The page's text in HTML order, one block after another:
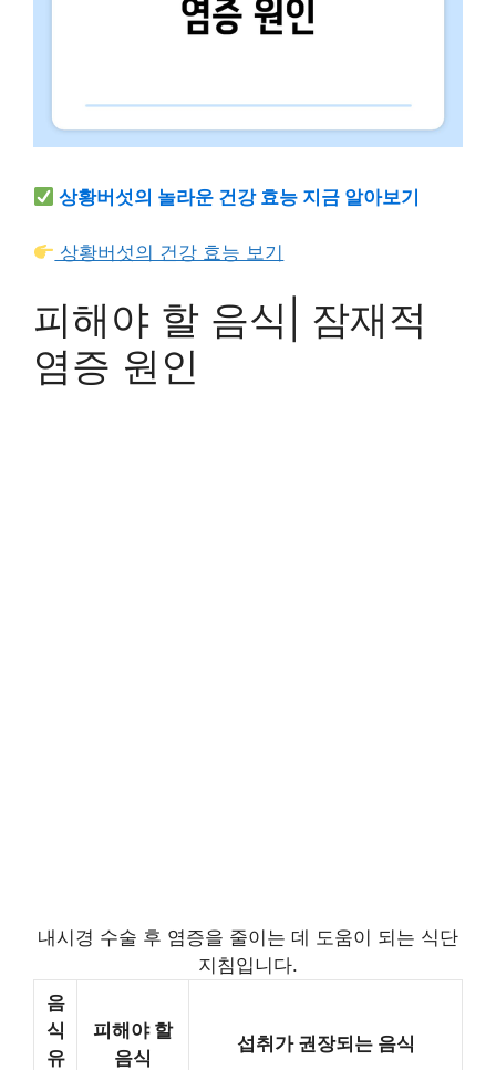
상황버섯의 놀라운 건강 효능 지금 알아보기
상황버섯의 건강 효능 보기
피해야 할 음식| 잠재적
염증 원인
내시경 수술 후 염증을 줄이는 데 도움이 되는 식단
지침입니다.
음
식
유
피해야 할
음식
섭취가 권장되는 음식